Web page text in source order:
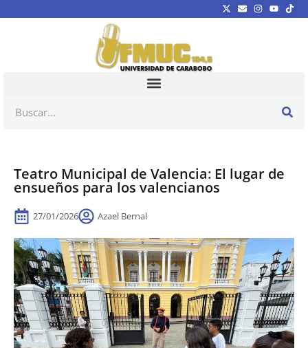
Teatro Municipal de Valencia: El lugar de
ensueños para los valencianos
27/01/2026 Azael Bernal